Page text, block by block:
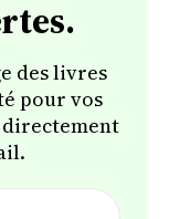
des livres
pour vos